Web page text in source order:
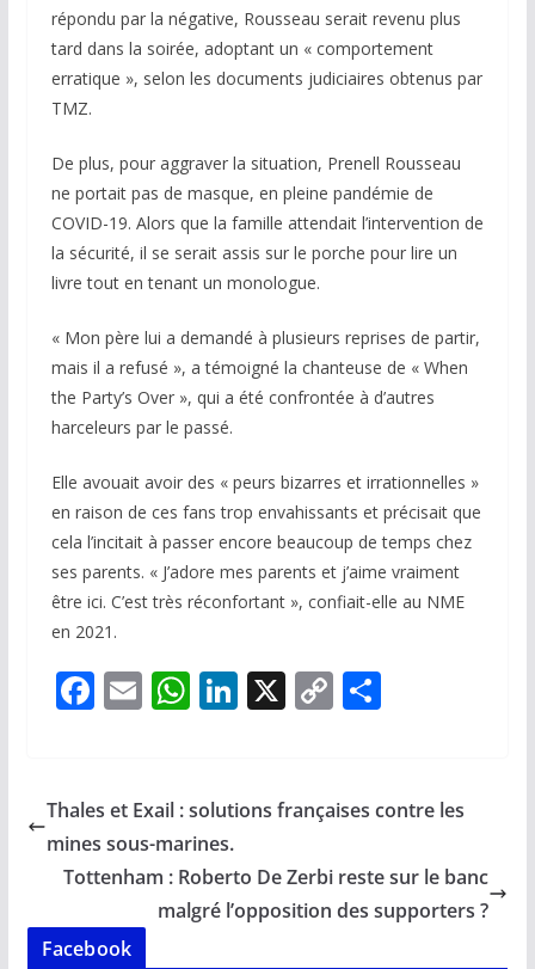
répondu par la négative, Rousseau serait revenu plus
tard dans la soirée, adoptant un « comportement
erratique », selon les documents judiciaires obtenus par
TMZ.
De plus, pour aggraver la situation, Prenell Rousseau
ne portait pas de masque, en pleine pandémie de
COVID-19. Alors que la famille attendait l’intervention de
la sécurité, il se serait assis sur le porche pour lire un
livre tout en tenant un monologue.
« Mon père lui a demandé à plusieurs reprises de partir,
mais il a refusé », a témoigné la chanteuse de « When
the Party’s Over », qui a été confrontée à d’autres
harceleurs par le passé.
Elle avouait avoir des « peurs bizarres et irrationnelles »
en raison de ces fans trop envahissants et précisait que
cela l’incitait à passer encore beaucoup de temps chez
ses parents. « J’adore mes parents et j’aime vraiment
être ici. C’est très réconfortant », confiait-elle au NME
en 2021.
F
b
o
o
k
E
l
W
s
A
p
p
Li
e
n
X C
y
n
k
P
g
Thales et Exail : solutions françaises contre les
mines sous-marines.
Tottenham : Roberto De Zerbi reste sur le banc
malgré l’opposition des supporters ?
Facebook